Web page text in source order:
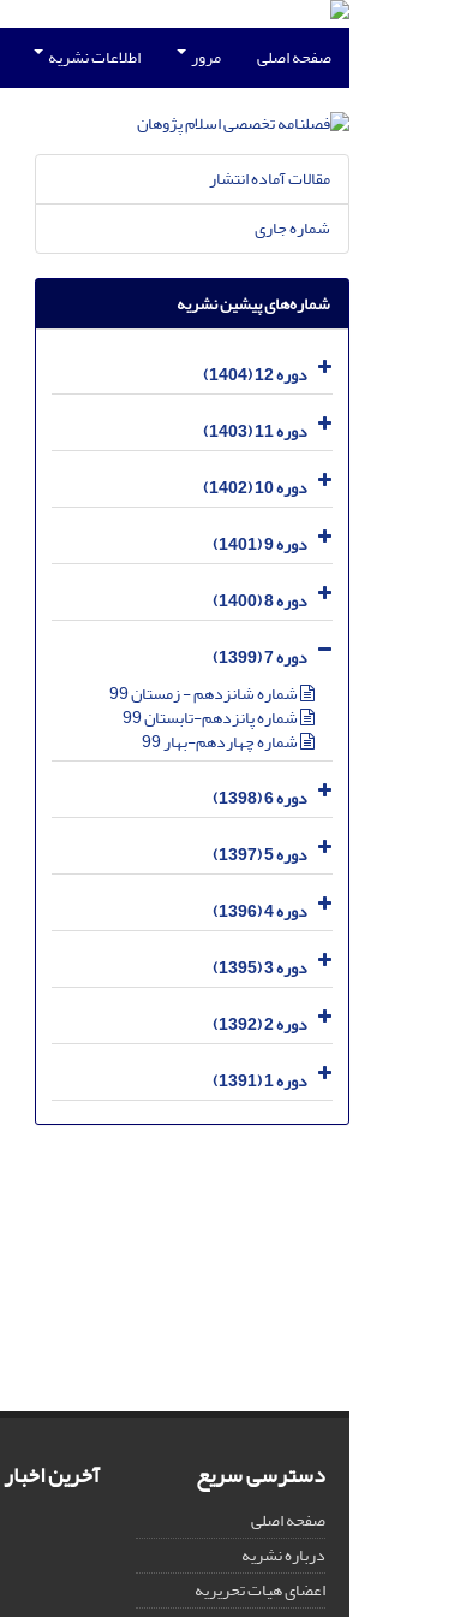
صفحه اصلی مرور اطلاعات نشریه
مقالات آماده انتشار
شماره جاری
شماره‌های پیشین نشریه
دوره 12 (1404)
دوره 11 (1403)
دوره 10 (1402)
دوره 9 (1401)
دوره 8 (1400)
دوره 7 (1399)
شماره شانزدهم - زمستان 99
شماره پانزدهم-تابستان 99
شماره چهاردهم-بهار 99
دوره 6 (1398)
دوره 5 (1397)
دوره 4 (1396)
دوره 3 (1395)
دوره 2 (1392)
دوره 1 (1391)
دسترسی سریع
صفحه اصلی
درباره نشریه
اعضای هیات تحریریه
آخرین اخبار